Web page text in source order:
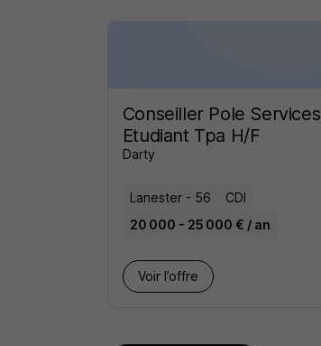
Conseiller Pole Services
Etudiant Tpa H/F
Darty
Lanester - 56
CDI
20 000 - 25 000 € / an
Voir l’offre